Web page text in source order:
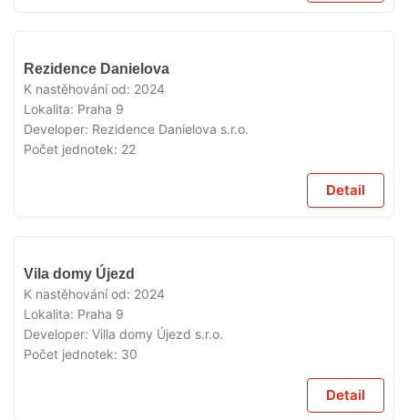
Rezidence Danielova
K nastěhování od: 2024
Lokalita: Praha 9
Developer: Rezidence Danielova s.r.o.
Počet jednotek: 22
Detail
Vila domy Újezd
K nastěhování od: 2024
Lokalita: Praha 9
Developer: Villa domy Újezd s.r.o.
Počet jednotek: 30
Detail